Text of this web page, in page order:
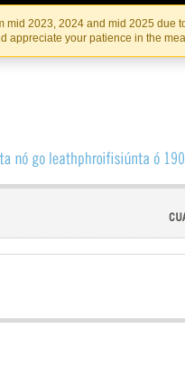
2023, 2024 and mid 2025 due
appreciate your patience in the
TéATAIR NA HÉIREANN